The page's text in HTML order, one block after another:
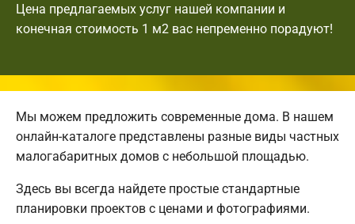
Цена предлагаемых услуг нашей компании и
конечная стоимость 1 м2 вас непременно порадуют!
Мы можем предложить современные дома. В нашем
онлайн-каталоге представлены разные виды частных
малогабаритных домов с небольшой площадью.
Здесь вы всегда найдете простые стандартные
планировки проектов с ценами и фотографиями.